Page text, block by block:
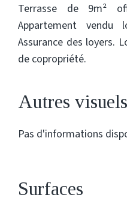
Terrasse de 9m²
Appartement vendu
Assurance des loyers.
de copropriété.
Autres visuels
Pas d'informations
Surfaces